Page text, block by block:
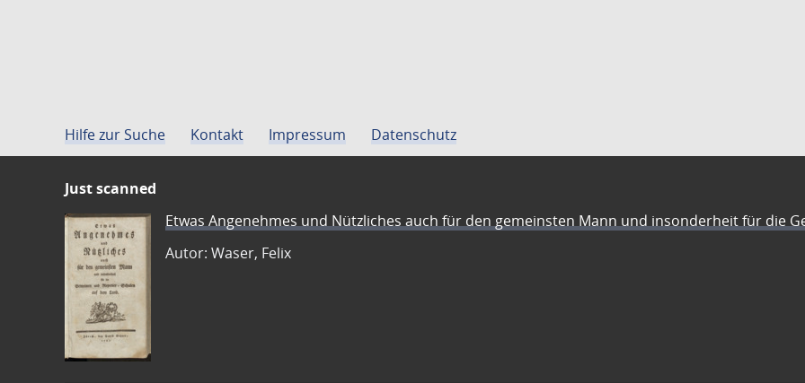
Hilfe zur Suche Kontakt Impressum Datenschutz
Just scanned
Etwas Angenehmes und Nützliches auch für den gemeinsten Mann und insonderheit für die
Autor: Waser, Felix